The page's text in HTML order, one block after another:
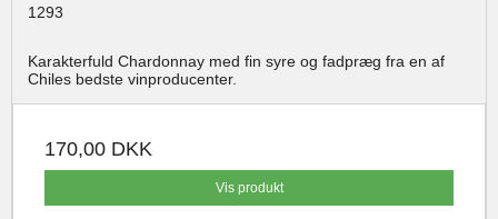
1293
Karakterfuld Chardonnay med fin syre og fadpræg fra en af
Chiles bedste vinproducenter.
170,00 DKK
Vis produkt